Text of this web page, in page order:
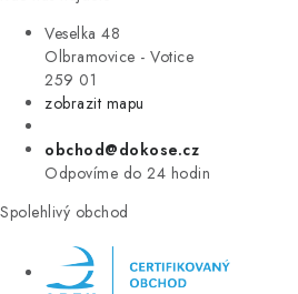
Veselka 48
Olbramovice - Votice
259 01
zobrazit mapu
obchod@dokose.cz
Odpovíme do 24 hodin
Spolehlivý obchod
VÝPRODEJ
ZNAČKY
Úvod Kontakt Blog
Moje objednávka